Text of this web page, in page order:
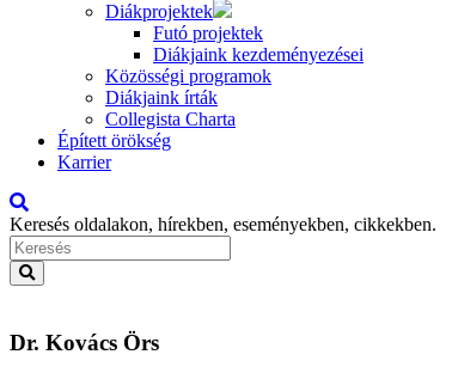
Diákprojektek
Futó projektek
Diákjaink kezdeményezései
Közösségi programok
Diákjaink írták
Collegista Charta
Épített örökség
Karrier
Keresés oldalakon, hírekben, eseményekben, cikkekben.
Dr. Kovács Örs